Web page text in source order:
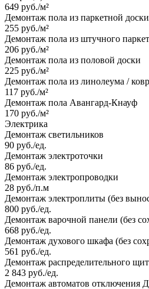
649 руб./м²
Демонтаж пола из паркетной
255 руб./м²
Демонтаж пола из штучного
206 руб./м²
Демонтаж пола из половой доски
225 руб./м²
Демонтаж пола из линолеума /
117 руб./м²
Демонтаж пола Авангард-Кнауф
170 руб./м²
Электрика
Демонтаж светильников
90 руб./ед.
Демонтаж электроточки
86 руб./ед.
Демонтаж электропроводки
28 руб./п.м
Демонтаж электроплиты (без
800 руб./ед.
Демонтаж варочной панели (без
668 руб./ед.
Демонтаж духового шкафа (без
561 руб./ед.
Демонтаж распределительного
2 843 руб./ед.
Демонтаж автоматов отключения